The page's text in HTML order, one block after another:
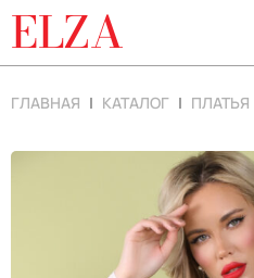
ELZA
ГЛАВНАЯ КАТАЛОГ ПЛАТЬЯ